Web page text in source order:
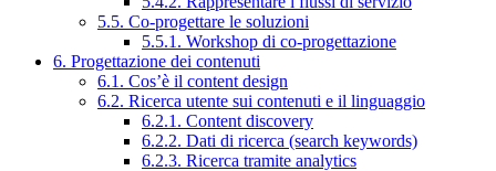
5.5. Co-progettare le soluzioni
5.5.1. Workshop di co-progettazione
6. Progettazione dei contenuti
6.1. Cos’è il content design
6.2. Ricerca utente sui contenuti e il linguaggio
6.2.1. Content discovery
6.2.2. Dati di ricerca (search keywords)
6.2.3. Ricerca tramite analytics